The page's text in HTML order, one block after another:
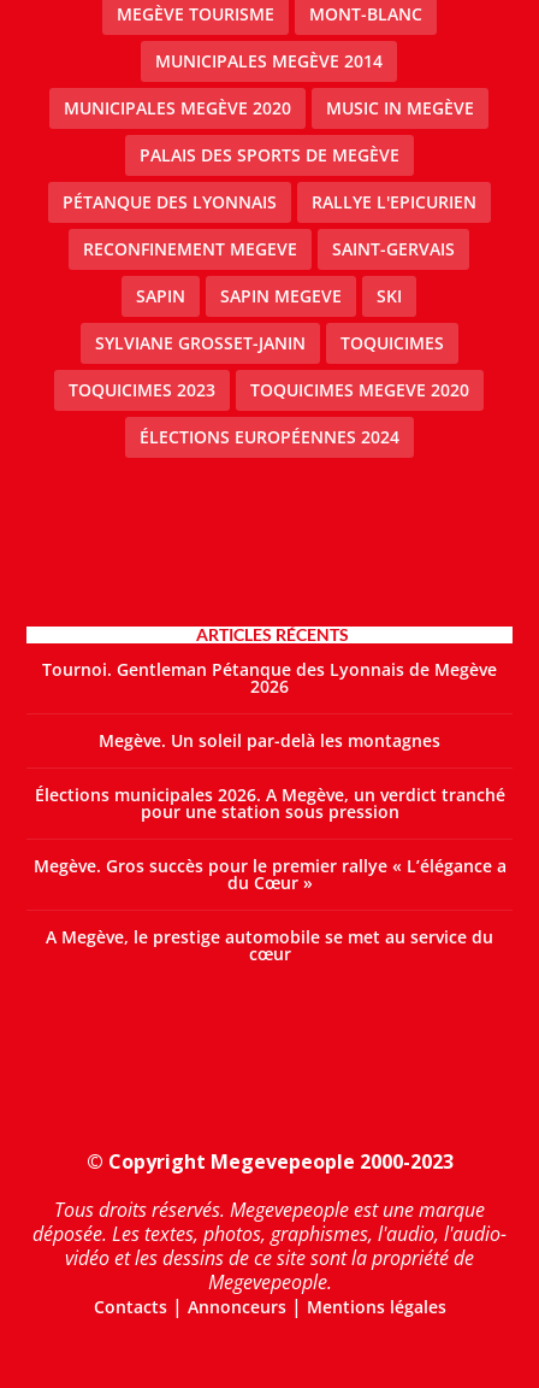
MEGÈVE TOURISME MONT-BLANC
MUNICIPALES MEGÈVE 2014
MUNICIPALES MEGÈVE 2020 MUSIC IN MEGÈVE
PALAIS DES SPORTS DE MEGÈVE
PÉTANQUE DES LYONNAIS RALLYE L'EPICURIEN
RECONFINEMENT MEGEVE SAINT-GERVAIS
SAPIN SAPIN MEGEVE SKI
SYLVIANE GROSSET-JANIN TOQUICIMES
TOQUICIMES 2023 TOQUICIMES MEGEVE 2020
ÉLECTIONS EUROPÉENNES 2024
ARTICLES RÉCENTS
Tournoi. Gentleman Pétanque des Lyonnais de Megève
2026
Megève. Un soleil par-delà les montagnes
Élections municipales 2026. A Megève, un verdict tranché
pour une station sous pression
Megève. Gros succès pour le premier rallye « L’élégance a
du Cœur »
A Megève, le prestige automobile se met au service du
cœur
© Copyright Megevepeople 2000-2023
Tous droits réservés. Megevepeople est une marque
déposée. Les textes, photos, graphismes, l'audio, l'audio-
vidéo et les dessins de ce site sont la propriété de
Megevepeople.
Contacts| Annonceurs| Mentions légales